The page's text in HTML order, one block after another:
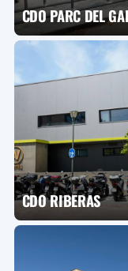
CDO PARC DEL
CDO RIBERAS